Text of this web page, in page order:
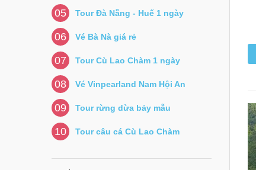
05 Tour Đà Nẵng - Huế 1 ngày
06 Vé Bà Nà giá rẻ
07 Tour Cù Lao Chàm 1 ngày
08 Vé Vinpearland Nam Hội An
09 Tour rừng dừa bảy mẫu
10 Tour câu cá Cù Lao Chàm